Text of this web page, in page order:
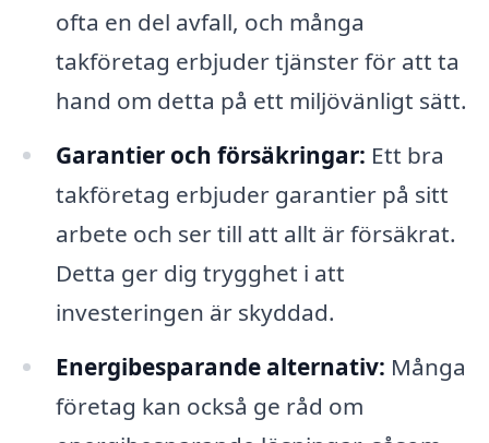
ofta en del avfall, och många
takföretag erbjuder tjänster för att ta
hand om detta på ett miljövänligt sätt.
Garantier och försäkringar: Ett bra
takföretag erbjuder garantier på sitt
arbete och ser till att allt är försäkrat.
Detta ger dig trygghet i att
investeringen är skyddad.
Energibesparande alternativ: Många
företag kan också ge råd om